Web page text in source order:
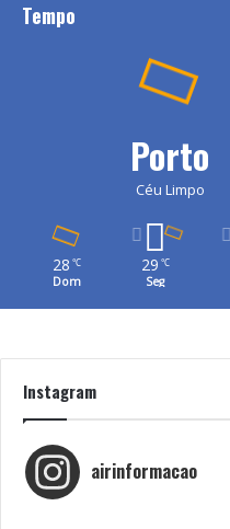
Tempo
Porto
Céu Limpo
28 ℃
Dom
29 ℃
Seg
Instagram
airinformacao